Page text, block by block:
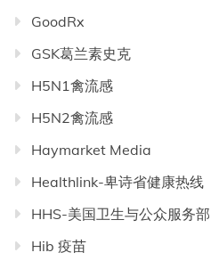
GoodRx
GSK葛兰素史克
H5N1禽流感
H5N2禽流感
Haymarket Media
Healthlink-卑诗省健康热线
HHS-美国卫生与公众服务部
Hib 疫苗